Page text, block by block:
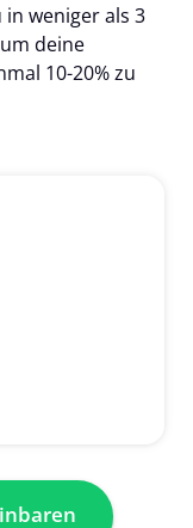
weniger als 3
deine
10-20% zu